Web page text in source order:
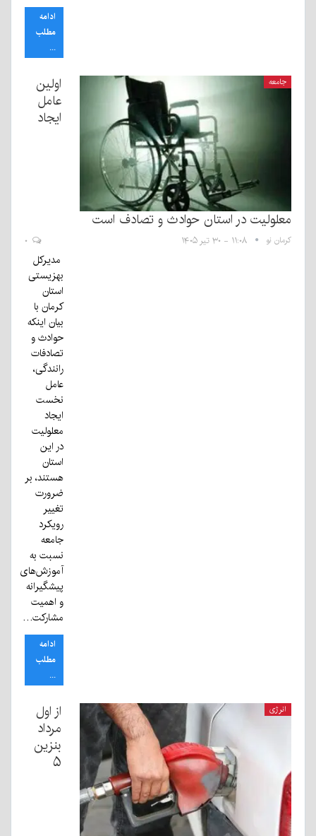
ادامه
مطلب
...
جامعه
اولين
عامل
ايجاد
معلولیت در استان حوادث و تصادف است
کرمان نو ۱۱:۰۸ - ۳۰ تیر ۱۴۰۵
مدیرکل
بهزیستی
استان
کرمان با
بیان اینکه
حوادث و
تصادفات
رانندگی،
عامل
نخست
ایجاد
معلولیت
در این
استان
هستند، بر
ضرورت
تغییر
رویکرد
جامعه
نسبت به
آموزش‌های
پیشگیرانه
و اهمیت
مشارکت…
ادامه
مطلب
...
انرژی
از اول
مرداد
بنزين
۵